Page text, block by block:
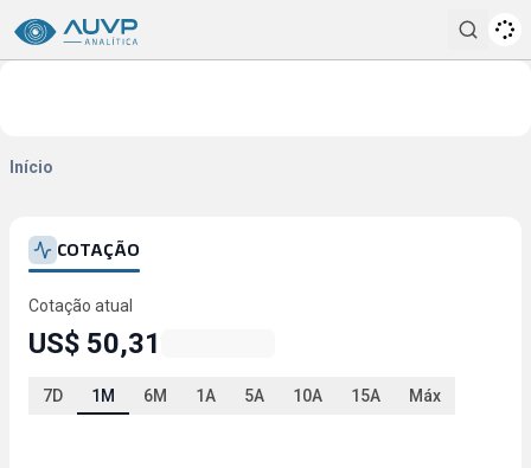
Início
COTAÇÃO
Cotação atual
US$ 50,31
7D 1M 6M 1A 5A 10A 15A Máx